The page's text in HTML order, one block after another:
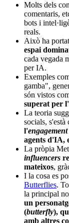
Molts dels
comentaris,
bots i
reals.
Això ha
espai
cada vegada
per IA.
Exemples
gamba",
són vistos
superat per
La teoria
socials,
l'engagement
agents d'IA,
La pròpia
influencers
mateixos,
I la cosa es
Butterflies.
la principal
un
(butterfly),
amb altres